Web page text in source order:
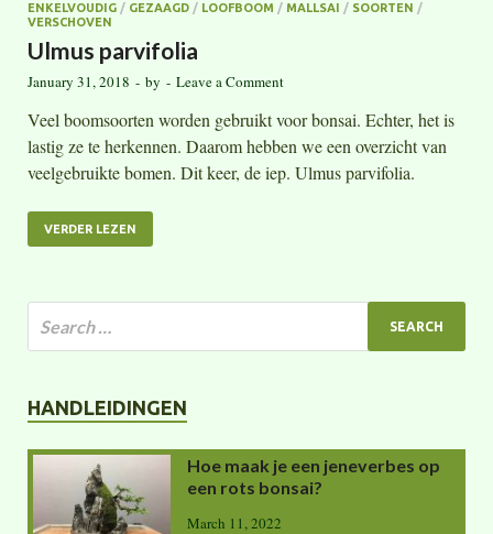
ENKELVOUDIG / GEZAAGD / LOOFBOOM / MALLSAI / SOORTEN /
VERSCHOVEN
Ulmus parvifolia
January 31, 2018 - by - Leave a Comment
Veel boomsoorten worden gebruikt voor bonsai. Echter, het is
lastig ze te herkennen. Daarom hebben we een overzicht van
veelgebruikte bomen. Dit keer, de iep. Ulmus parvifolia.
VERDER LEZEN
HANDLEIDINGEN
Hoe maak je een jeneverbes op
een rots bonsai?
March 11, 2022